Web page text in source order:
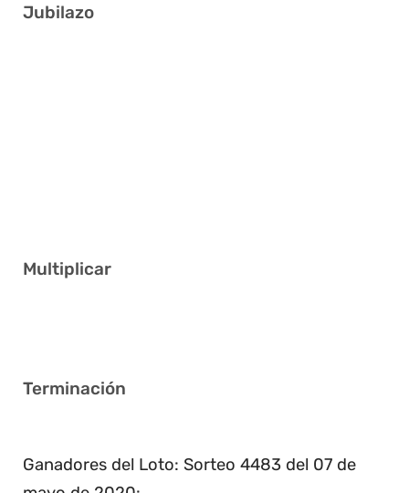
Jubilazo
Multiplicar
Terminación
Ganadores del Loto: Sorteo 4483 del 07 de